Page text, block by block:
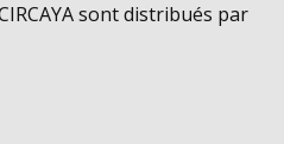
sont distribués par